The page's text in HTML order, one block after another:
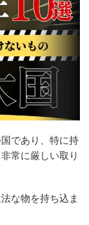
であり、特に持
常に厳しい取り
な物を持ち込ま